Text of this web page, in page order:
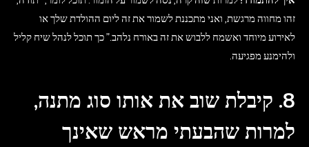
זהו מחווה מרגשת, ואני מתכננת לשמור את זה ליום ההולדת שלך או
לאירוע מיוחד ואשמח ללבוש את זה באורח נלהב.” כך תוכל לנהל שיח קליל
ולהימנע מפגיעה.
8. קיבלת שוב את אותו סוג מתנה,
למרות שהבעתי מראש שאינך